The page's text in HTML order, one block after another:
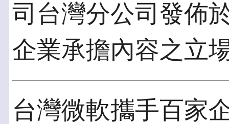
司台灣分公司發佈
企業承擔內容之立
台灣微軟攜手百家